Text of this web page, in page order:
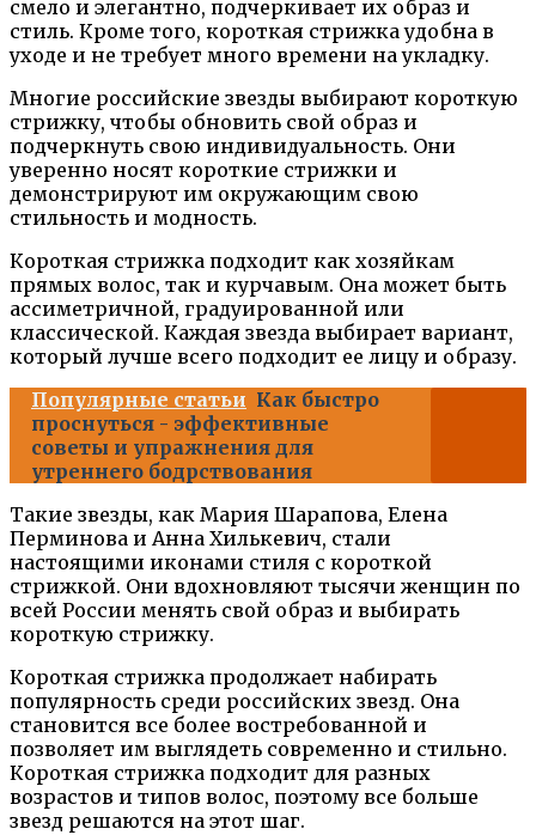
смело и элегантно, подчеркивает их образ и
стиль. Кроме того, короткая стрижка удобна в
уходе и не требует много времени на укладку.
Многие российские звезды выбирают короткую
стрижку, чтобы обновить свой образ и
подчеркнуть свою индивидуальность. Они
уверенно носят короткие стрижки и
демонстрируют им окружающим свою
стильность и модность.
Короткая стрижка подходит как хозяйкам
прямых волос, так и курчавым. Она может быть
ассиметричной, градуированной или
классической. Каждая звезда выбирает вариант,
который лучше всего подходит ее лицу и образу.
Популярные статьи Как быстро
проснуться - эффективные
советы и упражнения для
утреннего бодрствования
Такие звезды, как Мария Шарапова, Елена
Перминова и Анна Хилькевич, стали
настоящими иконами стиля с короткой
стрижкой. Они вдохновляют тысячи женщин по
всей России менять свой образ и выбирать
короткую стрижку.
Короткая стрижка продолжает набирать
популярность среди российских звезд. Она
становится все более востребованной и
позволяет им выглядеть современно и стильно.
Короткая стрижка подходит для разных
возрастов и типов волос, поэтому все больше
звезд решаются на этот шаг.